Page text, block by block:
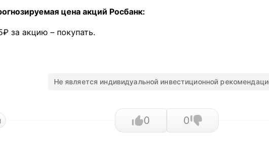
цена акций Росбанк:
за акцию – покупать.
Не является индивидуальной инвестиционной
0 0